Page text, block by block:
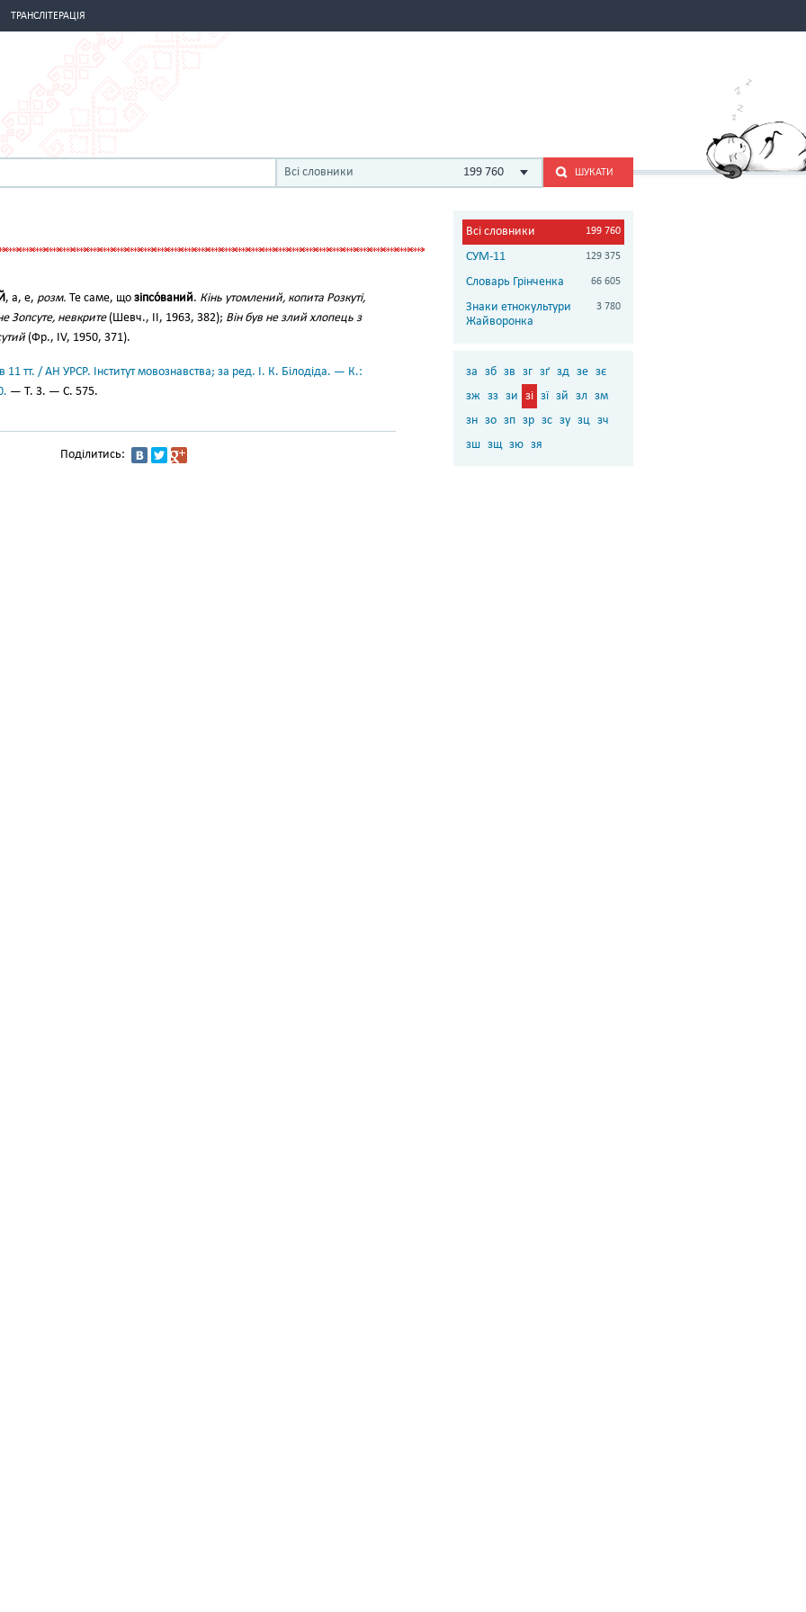
ТРАНСЛІТЕРАЦІЯ
Всі словники 199 760 ШУКАТИ
, а, е, розм. Те саме, що зіпсо́ваний. Кінь утомлений, копита Розкуті,
Зопсуте, невкрите(Шевч., II, 1963, 382); Він був не злий хлопець з
(Фр., IV, 1950, 371).
11 тт. / АН УРСР. Інститут мовознавства; за ред. І. К. Білодіда. — К.:
— Т. 3. — С. 575.
Поділитись:
Всі словники 199 760
СУМ-11 129 375
Словарь Грінченка 66 605
Знаки етнокультури
Жайворонка
3 780
за зб зв зг зґ зд зе зє
зж зз зи зі зї зй зл зм
зн зо зп зр зс зу зц зч
зш зщ зю зя